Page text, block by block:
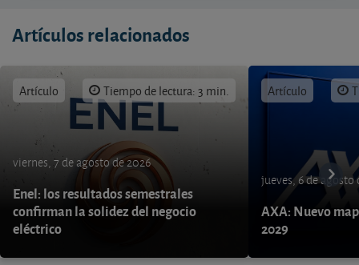
Artículos relacionados
Artículo Tiempo de lectura: 3 min.
viernes, 7 de agosto de 2026
Enel: los resultados semestrales
confirman la solidez del negocio
eléctrico
Artículo
jueves, 6 de agosto
AXA: Nuevo
2029